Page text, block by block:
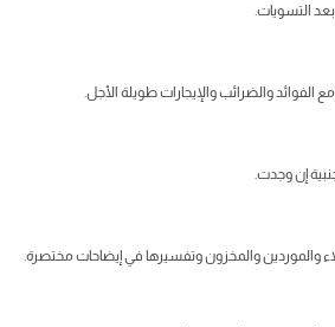
التسويات.
الفوائد والضرائب والإيجارات طويلة الأجل.
إن وجدت.
والموردين والمخزون وتفسيرها في إيضاحات مختصرة.